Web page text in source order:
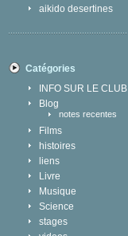
aikido desertines
Catégories
INFO SUR LE CLUB
Blog
notes recentes
Films
histoires
liens
Livre
Musique
Science
stages